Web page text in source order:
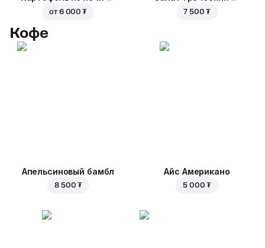
от 6 000 ₮ 7 500 ₮
Кофе
Апельсиновый бамбл
8 500 ₮
Айс Американо
5 000 ₮